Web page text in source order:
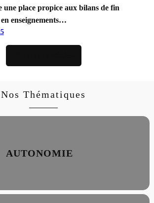
une place propice aux bilans de fin
en enseignements…
Nos Thématiques
AUTONOMIE